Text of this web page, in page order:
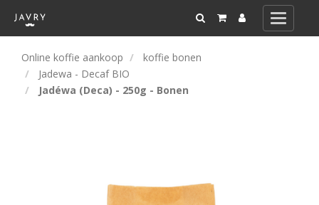
Toggle
Online koffie aankoop
koffie bonen
Jadewa - Decaf BIO
Jadéwa (Deca) - 250g - Bonen